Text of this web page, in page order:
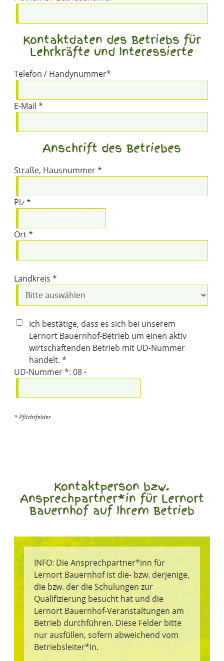
Kontaktdaten des Betriebs für
Lehrkräfte und Interessierte
Telefon / Handynummer*
E-Mail *
Anschrift des Betriebes
Straße, Hausnummer *
Plz *
Ort *
Landkreis *
Ich bestätige, dass es sich bei unserem
Lernort Bauernhof-Betrieb um einen aktiv
wirtschaftenden Betrieb mit UD-Nummer
handelt. *
UD-Nummer *: 08 -
* Pflichtfelder
Kontaktperson bzw.
Ansprechpartner*in für Lernort
Bauernhof auf Ihrem Betrieb
INFO: Die Ansprechpartner*inn für
Lernort Bauernhof ist die- bzw. derjenige,
die bzw. der die Schulungen zur
Qualifizierung besucht hat und die
Lernort Bauernhof-Veranstaltungen am
Betrieb durchführen. Diese Felder bitte
nur ausfüllen, sofern abweichend vom
Betriebsleiter*in.